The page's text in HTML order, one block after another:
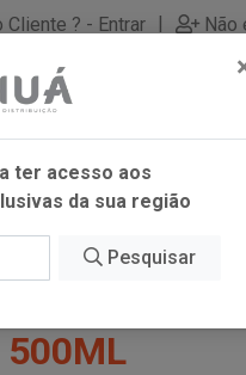
Cliente ? - Entrar | Não
MR MUS
500ML
ter acesso aos
da sua região
Pesquisar